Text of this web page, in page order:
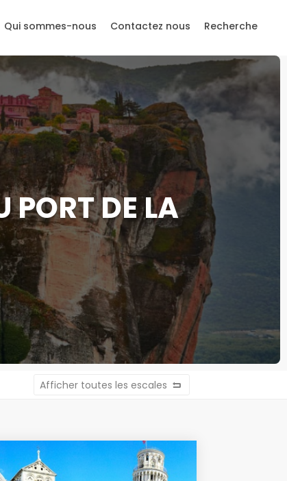
PORT DE LA
Afficher toutes les escales
Qui sommes-nous Contactez nous Recherche